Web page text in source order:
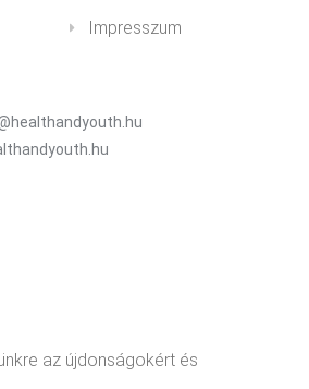
Impresszum
az újdonságokért és